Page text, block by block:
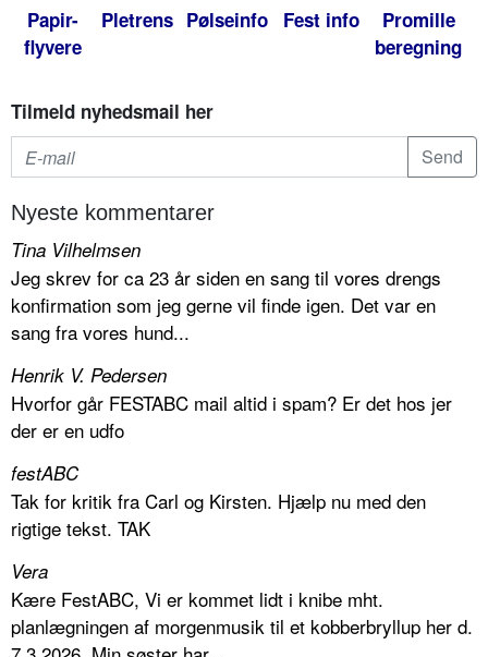
Papir-
flyvere
Pletrens Pølseinfo Fest info
Promille
beregning
Tilmeld nyhedsmail her
Nyeste kommentarer
Tina Vilhelmsen
Jeg skrev for ca 23 år siden en sang til vores drengs
konfirmation som jeg gerne vil finde igen. Det var en
sang fra vores hund...
Henrik V. Pedersen
Hvorfor går FESTABC mail altid i spam? Er det hos jer
der er en udfo
festABC
Tak for kritik fra Carl og Kirsten. Hjælp nu med den
rigtige tekst. TAK
Vera
Kære FestABC, Vi er kommet lidt i knibe mht.
planlægningen af morgenmusik til et kobberbryllup her d.